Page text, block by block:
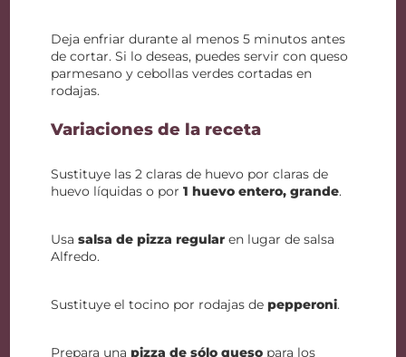
Deja enfriar durante al menos 5 minutos antes
de cortar. Si lo deseas, puedes servir con queso
parmesano y cebollas verdes cortadas en
rodajas.
Variaciones de la receta
Sustituye las 2 claras de huevo por claras de
huevo líquidas o por1 huevo entero, grande.
Usasalsa de pizza regular en lugar de salsa
Alfredo.
Sustituye el tocino por rodajas depepperoni.
Prepara unapizza de sólo queso para los